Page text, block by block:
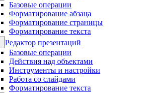
Базовые операции
Форматирование абзаца
Форматирование страницы
Форматирование текста
Редактор презентаций
Базовые операции
Действия над объектами
Инструменты и настройки
Работа со слайдами
Форматирование текста